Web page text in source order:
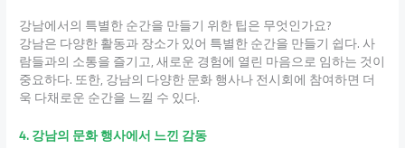
강남에서의 특별한 순간을 만들기 위한 팁은 무엇인가요?
강남은 다양한 활동과 장소가 있어 특별한 순간을 만들기 쉽다. 사
람들과의 소통을 즐기고, 새로운 경험에 열린 마음으로 임하는 것이
중요하다. 또한, 강남의 다양한 문화 행사나 전시회에 참여하면 더
욱 다채로운 순간을 느낄 수 있다.
4. 강남의 문화 행사에서 느낀 감동